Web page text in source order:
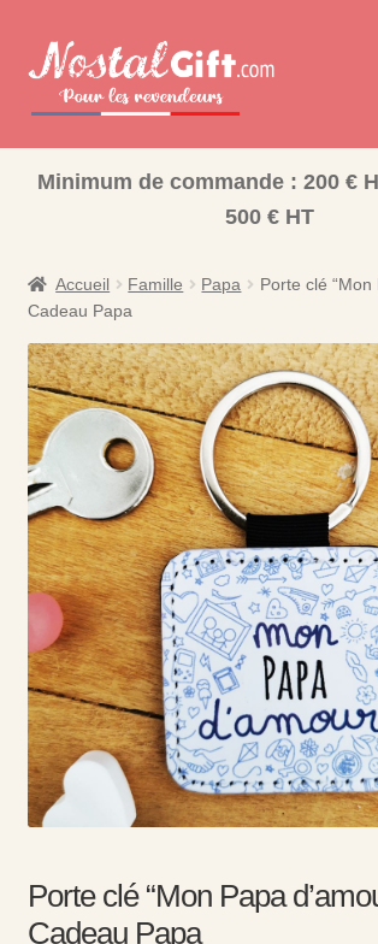
Aller
à
Aller
au
contenu
Bisounours
Nos Collections
Minimum de commande : 200 €
500 € HT
Accueil Famille Papa
Porte clé “Mon
Cadeau Papa
Porte clé “Mon Papa
Cadeau Papa